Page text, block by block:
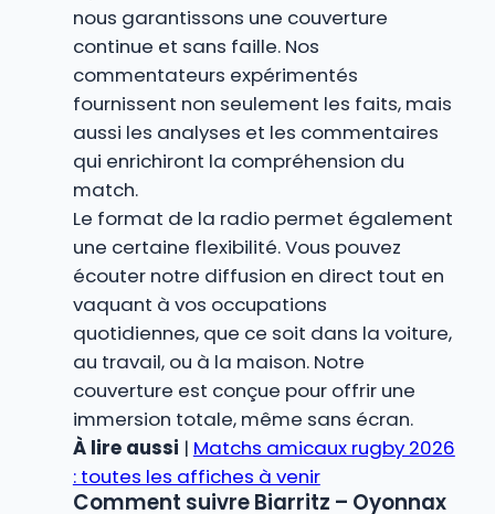
nous garantissons une couverture
continue et sans faille. Nos
commentateurs expérimentés
fournissent non seulement les faits, mais
aussi les analyses et les commentaires
qui enrichiront la compréhension du
match.
Le format de la radio permet également
une certaine flexibilité. Vous pouvez
écouter notre diffusion en direct tout en
vaquant à vos occupations
quotidiennes, que ce soit dans la voiture,
au travail, ou à la maison. Notre
couverture est conçue pour offrir une
immersion totale, même sans écran.
À lire aussi | Matchs amicaux rugby 2026
: toutes les affiches à venir
Comment suivre Biarritz – Oyonnax